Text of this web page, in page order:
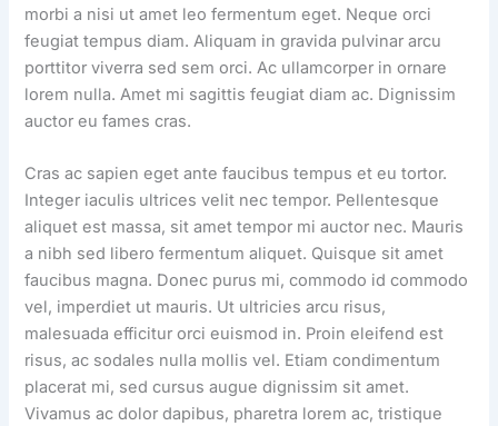
morbi a nisi ut amet leo fermentum eget. Neque orci
feugiat tempus diam. Aliquam in gravida pulvinar arcu
porttitor viverra sed sem orci. Ac ullamcorper in ornare
lorem nulla. Amet mi sagittis feugiat diam ac. Dignissim
auctor eu fames cras.
Cras ac sapien eget ante faucibus tempus et eu tortor.
Integer iaculis ultrices velit nec tempor. Pellentesque
aliquet est massa, sit amet tempor mi auctor nec. Mauris
a nibh sed libero fermentum aliquet. Quisque sit amet
faucibus magna. Donec purus mi, commodo id commodo
vel, imperdiet ut mauris. Ut ultricies arcu risus,
malesuada efficitur orci euismod in. Proin eleifend est
risus, ac sodales nulla mollis vel. Etiam condimentum
placerat mi, sed cursus augue dignissim sit amet.
Vivamus ac dolor dapibus, pharetra lorem ac, tristique